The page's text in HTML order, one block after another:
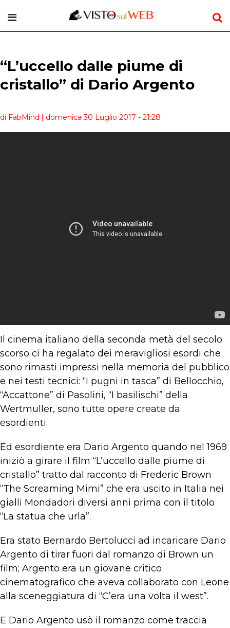
“L’uccello dalle piume di
cristallo” di Dario Argento
di FabMind | domenica 30 Luglio 2017 - 21:28
Il cinema italiano della seconda metà del secolo
scorso ci ha regalato dei meravigliosi esordi che
sono rimasti impressi nella memoria del pubblico
e nei testi tecnici: “I pugni in tasca” di Bellocchio,
“Accattone” di Pasolini, “I basilischi” della
Wertmuller, sono tutte opere create da
esordienti.
Ed esordiente era Dario Argento quando nel 1969
iniziò a girare il film “L’uccello dalle piume di
cristallo” tratto dal racconto di Frederic Brown
“The Screaming Mimi” che era uscito in Italia nei
gialli Mondadori diversi anni prima con il titolo
“La statua che urla”.
Era stato Bernardo Bertolucci ad incaricare Dario
Argento di tirar fuori dal romanzo di Brown un
film; Argento era un giovane critico
cinematografico che aveva collaborato con Leone
alla sceneggiatura di “C’era una volta il west”.
E Dario Argento usò il romanzo come traccia